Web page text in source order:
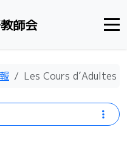
師会
Les Cours d’Adultes